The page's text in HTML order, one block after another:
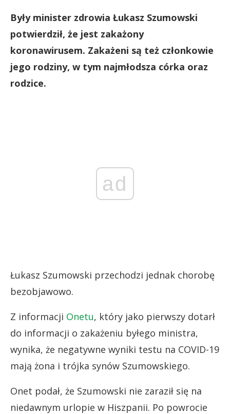
Były minister zdrowia Łukasz Szumowski
potwierdził, że jest zakażony
koronawirusem. Zakażeni są też członkowie
jego rodziny, w tym najmłodsza córka oraz
rodzice.
ad
Łukasz Szumowski przechodzi jednak chorobę
bezobjawowo.
Z informacji Onetu, który jako pierwszy dotarł
do informacji o zakażeniu byłego ministra,
wynika, że negatywne wyniki testu na COVID-19
mają żona i trójka synów Szumowskiego.
Onet podał, że Szumowski nie zaraził się na
niedawnym urlopie w Hiszpanii. Po powrocie